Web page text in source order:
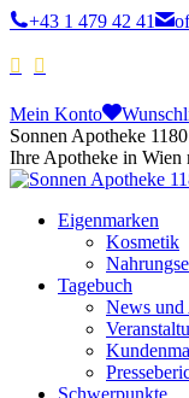
+43 1 479 42 41
Mein Konto
Sonnen Apotheke
Ihre Apotheke in Wien
Eigenmarken
Kosmetik
Tagebuch
News und
Schwerpunkte